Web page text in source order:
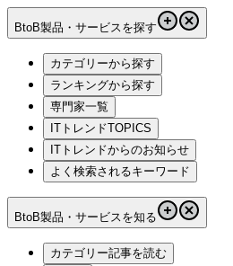
BtoB製品・サービスを探す
カテゴリーから探す
ランキングから探す
専門家一覧
ITトレンドTOPICS
ITトレンドからのお知らせ
よく検索されるキーワード
BtoB製品・サービスを知る
カテゴリー記事を読む